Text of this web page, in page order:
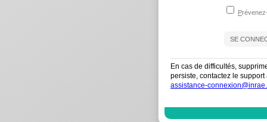
P
En cas de difficultés,
persiste, contactez le
assistance-